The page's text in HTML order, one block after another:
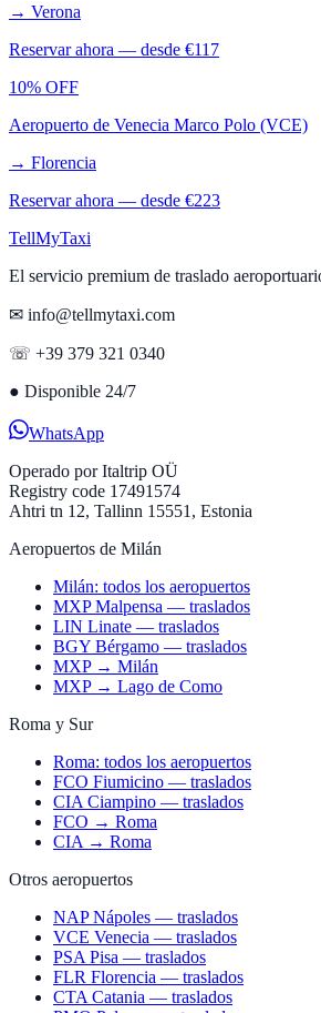
→ Verona
Reservar ahora — desde €117
10% OFF
Aeropuerto de Venecia Marco Polo (VCE)
→ Florencia
Reservar ahora — desde €223
TellMyTaxi
El servicio premium de traslado
✉ info@tellmytaxi.com
☏ +39 379 321 0340
● Disponible 24/7
WhatsApp
Operado porItaltrip OÜ
Registry code 17491574
Ahtri tn 12, Tallinn 15551, Estonia
Aeropuertos de Milán
Milán: todos los aeropuertos
MXP Malpensa — traslados
LIN Linate — traslados
BGY Bérgamo — traslados
MXP → Milán
MXP → Lago de Como
Roma y Sur
Roma: todos los aeropuertos
FCO Fiumicino — traslados
CIA Ciampino — traslados
FCO → Roma
CIA → Roma
Otros aeropuertos
NAP Nápoles — traslados
VCE Venecia — traslados
PSA Pisa — traslados
FLR Florencia — traslados
CTA Catania — traslados